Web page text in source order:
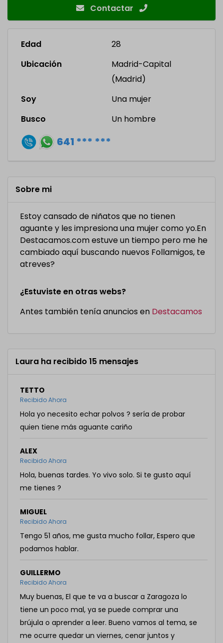
Contactar
Edad
28
Ubicación
Madrid-Capital
(Madrid)
Soy
Una mujer
Busco
Un hombre
641 *** ***
Sobre mi
Estoy cansado de niñatos que no tienen
aguante y les impresiona una mujer como yo.En
Destacamos.com estuve un tiempo pero me he
cambiado aquí buscando nuevos Follamigos, te
atreves?
¿Estuviste en otras webs?
Antes también tenía anuncios en Destacamos
Laura ha recibido 15 mensajes
TETTO
Recibido Ahora
Hola yo necesito echar polvos ? sería de probar
quien tiene más aguante cariño
ALEX
Recibido Ahora
Hola, buenas tardes. Yo vivo solo. Si te gusto aquí
me tienes ?
MIGUEL
Recibido Ahora
Tengo 51 años, me gusta mucho follar, Espero que
podamos hablar.
GUILLERMO
Recibido Ahora
Muy buenas, El que te va a buscar a Zaragoza lo
tiene un poco mal, ya se puede comprar una
brújula o aprender a leer. Bueno vamos al tema, se
me ocurre quedar un viernes, cenar juntos y